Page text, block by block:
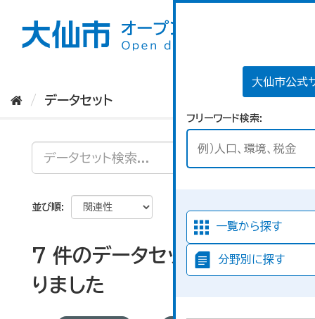
大仙市公式
フリーワード検索
一覧から探す
分野別に探す
データセット
並び順
7 件のデータセットが見つか
りました